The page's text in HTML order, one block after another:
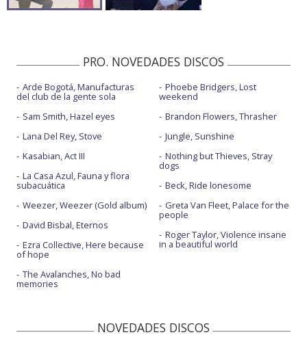
PRO. NOVEDADES DISCOS
Arde Bogotá, Manufacturas
del club de la gente sola
Sam Smith, Hazel eyes
Lana Del Rey, Stove
Kasabian, Act III
La Casa Azul, Fauna y flora
subacuática
Weezer, Weezer (Gold album)
David Bisbal, Eternos
Ezra Collective, Here because
of hope
The Avalanches, No bad
memories
Phoebe Bridgers, Lost
weekend
Brandon Flowers, Thrasher
Jungle, Sunshine
Nothing but Thieves, Stray
dogs
Beck, Ride lonesome
Greta Van Fleet, Palace for the
people
Roger Taylor, Violence insane
in a beautiful world
NOVEDADES DISCOS